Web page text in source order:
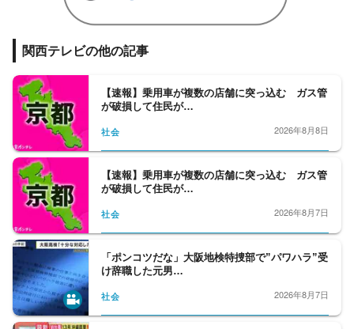
関西テレビの他の記事
【速報】乗用車が複数の店舗に突っ込む ガス管
が破損して住民が…
社会 2026年8月8日
【速報】乗用車が複数の店舗に突っ込む ガス管
が破損して住民が…
社会 2026年8月7日
「ポンコツだな」大阪地検特捜部で”パワハラ”受
け辞職した元男…
社会 2026年8月7日